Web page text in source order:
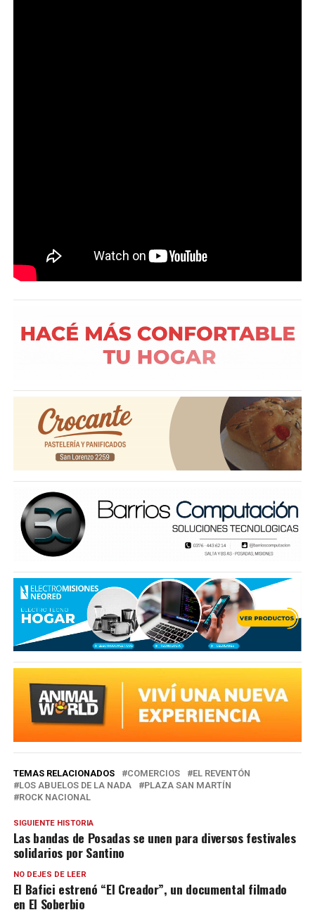
TEMAS RELACIONADOS COMERCIOS
EL REVENTÓN
LOS ABUELOS DE LA NADA
PLAZA SAN MARTÍN
ROCK NACIONAL
SIGUIENTE HISTORIA
Las bandas de Posadas se unen para diversos festivales
solidarios por Santino
NO DEJES DE LEER
El Bafici estrenó “El Creador”, un documental filmado
en El Soberbio